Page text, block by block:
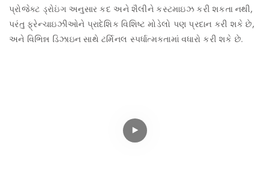
પ્રોજેક્ટ ડ્રોઇંગ અનુસાર કદ અને શૈલીને કસ્ટમાઇઝ કરી શકતા નથી,
પરંતુ ફ્રેન્ચાઇઝીઓને પ્રાદેશિક વિશિષ્ટ મોડેલો પણ પ્રદાન કરી શકે છે,
અને વિભિન્ન ડિઝાઇન સાથે ટર્મિનલ સ્પર્ધાત્મકતામાં વધારો કરી શકે છે.